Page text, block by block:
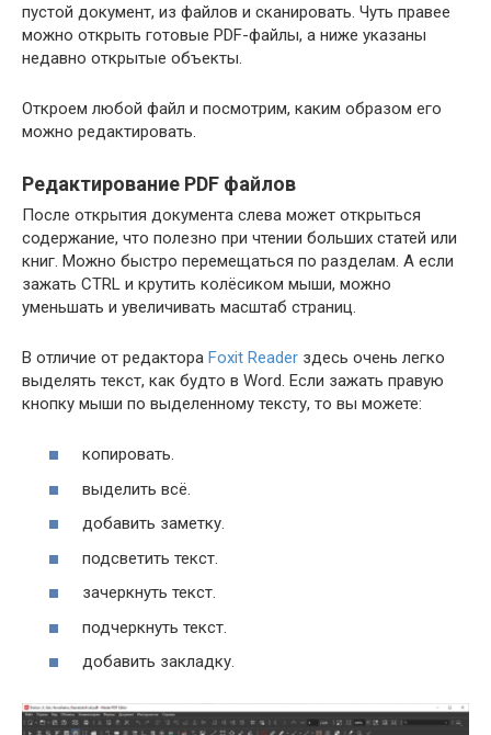
пустой документ, из файлов и сканировать. Чуть правее
можно открыть готовые PDF-файлы, а ниже указаны
недавно открытые объекты.
Откроем любой файл и посмотрим, каким образом его
можно редактировать.
Редактирование PDF файлов
После открытия документа слева может открыться
содержание, что полезно при чтении больших статей или
книг. Можно быстро перемещаться по разделам. А если
зажать CTRL и крутить колёсиком мыши, можно
уменьшать и увеличивать масштаб страниц.
В отличие от редактора Foxit Reader здесь очень легко
выделять текст, как будто в Word. Если зажать правую
кнопку мыши по выделенному тексту, то вы можете:
копировать.
выделить всё.
добавить заметку.
подсветить текст.
зачеркнуть текст.
подчеркнуть текст.
добавить закладку.